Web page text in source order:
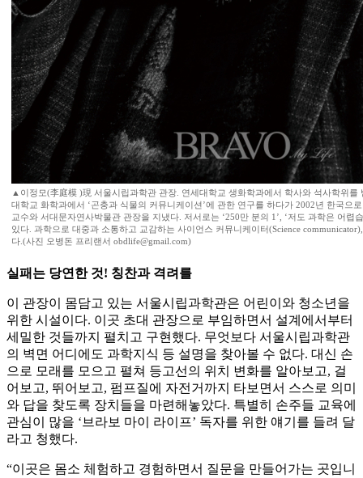
▲이정모(李庭模 )現 서울시립과학관 관장. 연세대학교 생화학과에서 학사와 석사학위를
대학교 화학과에서 ‘곤충과 식물의 커뮤니케이션’에 관한 연구를 하다가 2002년 한국으
교수와 서대문자연사박물관 관장을 지냈다. 저서로는 ‘250만 분의 1’, ‘저도 과학은 어렵
있다. 과학으로 대중과 소통하고 교감하는 사이언스 커뮤니케이터(Science
다.(사진 오병돈 프리랜서 obdlife@gmail.com)
실패는 당연한 것! 칭찬과 격려를
이 관장이 몸담고 있는 서울시립과학관은 어린이와 청소년을
위한 시설이다. 이곳 초대 관장으로 부임하면서 설계에서부터
세밀한 것들까지 펼치고 구현했다. 무엇보다 서울시립과학관
의 벽면 어디에도 과학지식 등 설명을 찾아볼 수 없다. 대신 손
으로 모래를 모으고 펼쳐 등고선의 위치 변화를 알아보고, 걸
어보고, 뛰어보고, 펌프질에 자전거까지 타보면서 스스로 의미
와 답을 찾도록 장치들을 마련해놓았다. 특별히 손주들 교육에
관심이 많을 ‘브라보 마이 라이프’ 독자를 위한 얘기를 들려 달
라고 청했다.
“이곳은 몸소 체험하고 경험하면서 질문을 만들어가는 곳입니